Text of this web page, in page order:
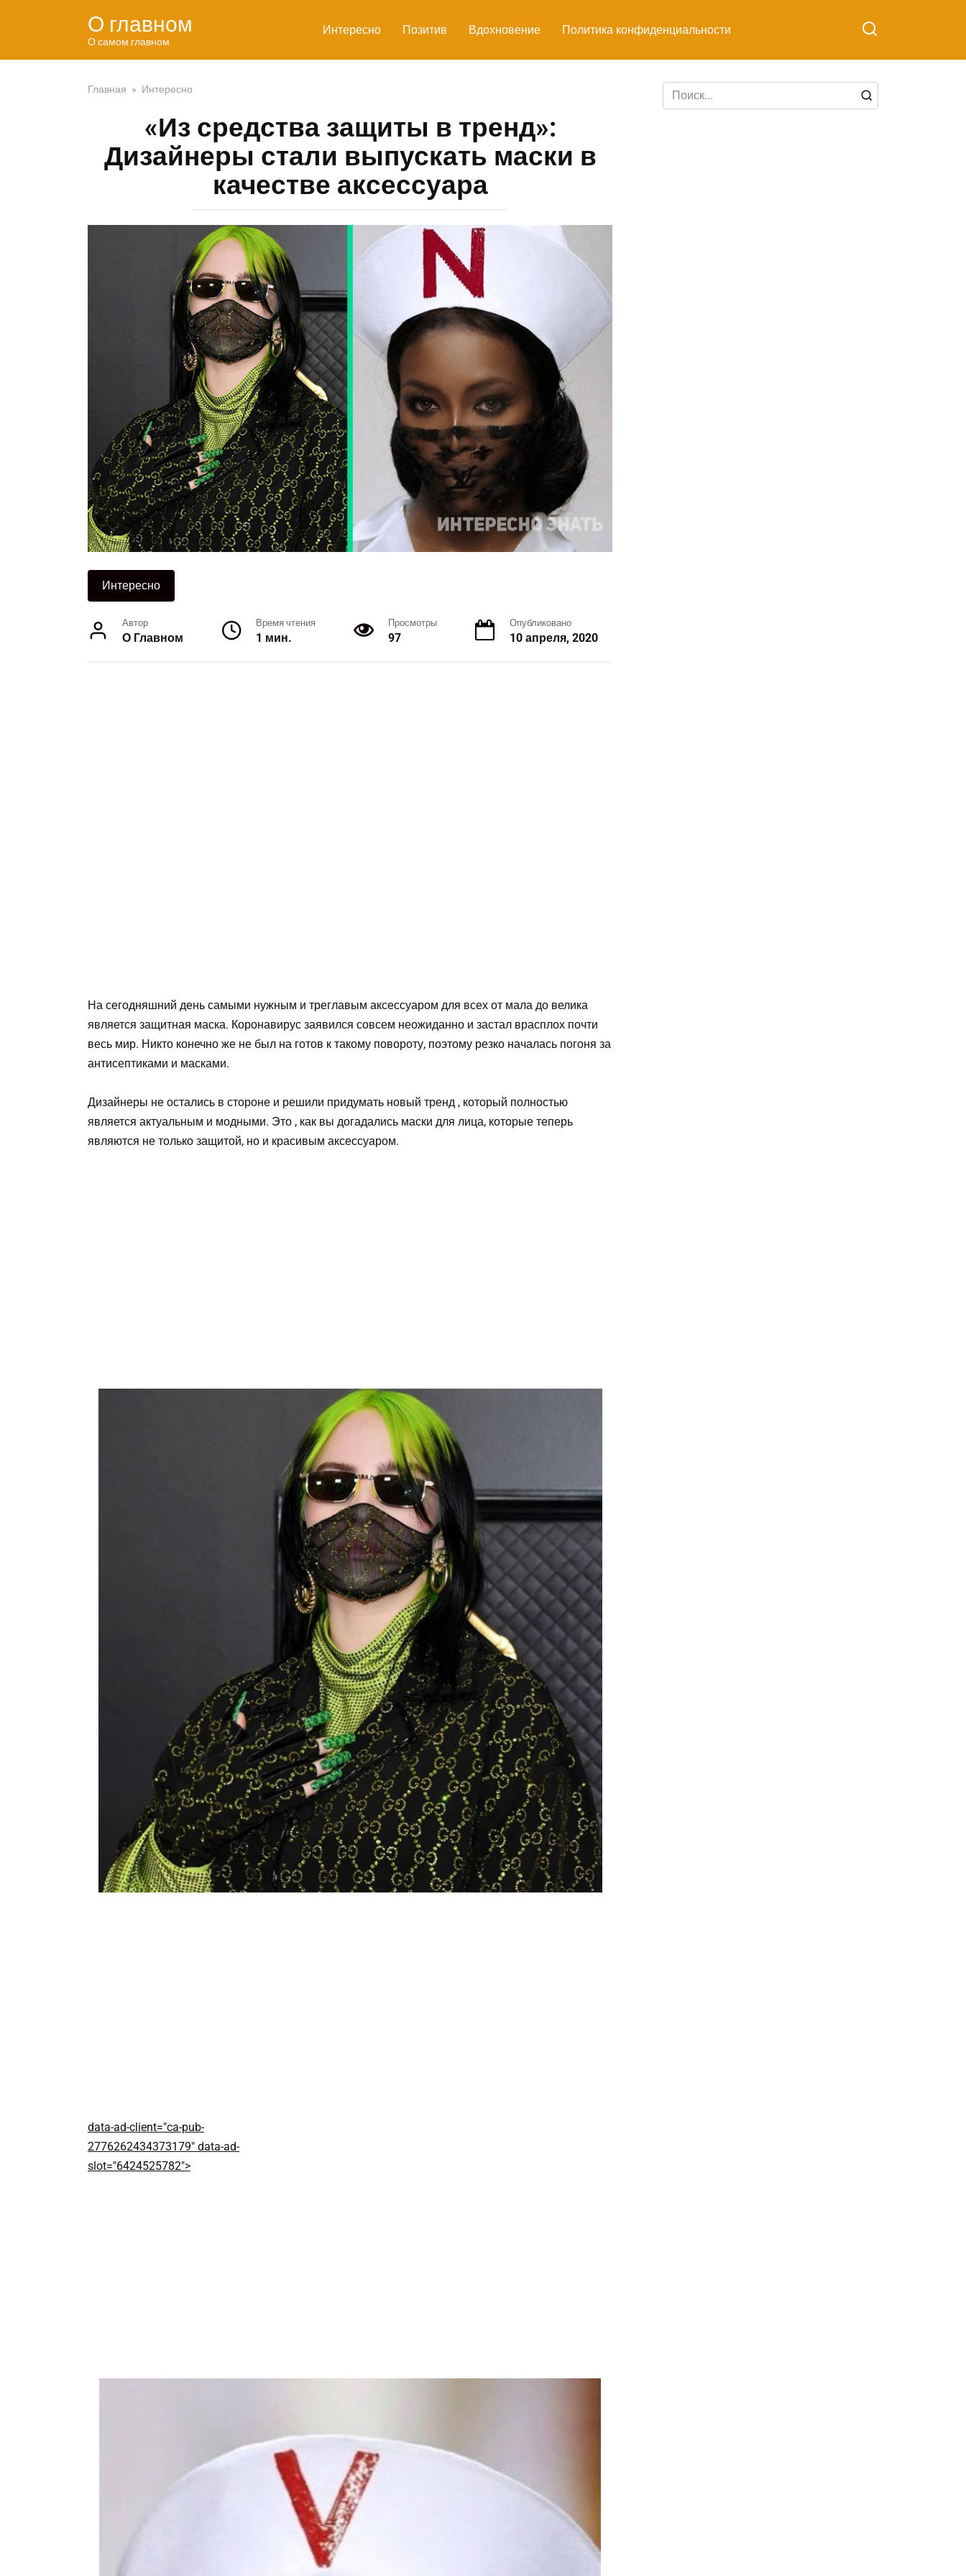
О главном
О самом главном
Интересно Позитив Вдохновение Политика конфиденциальности
Главная » Интересно
«Из средства защиты в тренд»:
Дизайнеры стали выпускать маски в
качестве аксессуара
Интересно
Автор
О Главном
Время чтения
1 мин.
Просмотры
97
Опубликовано
10 апреля, 2020
На сегодняшний день самыми нужным и треглавым аксессуаром для всех от мала до велика
является защитная маска. Коронавирус заявился совсем неожиданно и застал врасплох почти
весь мир. Никто конечно же не был на готов к такому повороту, поэтому резко началась погоня за
антисептиками и масками.
Дизайнеры не остались в стороне и решили придумать новый тренд , который полностью
является актуальным и модными. Это , как вы догадались маски для лица, которые теперь
являются не только защитой, но и красивым аксессуаром.
data-ad-client="ca-pub-
2776262434373179" data-ad-
slot="6424525782">
Search
for: